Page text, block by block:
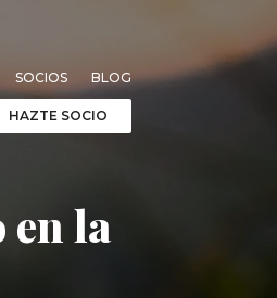
SOCIOS BLOG
HAZTE SOCIO
en la